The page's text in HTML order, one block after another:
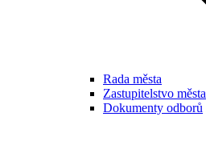
Rada města
Zastupitelstvo města
Dokumenty odborů